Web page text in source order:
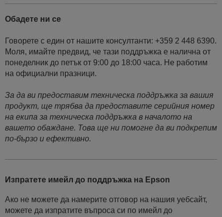
Обадете ни се
Говорете с един от нашите консултанти: +359 2 448 6390.
Моля, имайте предвид, че тази поддръжка е налична от
понеделник до петък от 9:00 до 18:00 часа. Не работим
на официални празници.
За да ви предоставим техническа поддръжка за вашия
продукт, ще трябва да предоставите серийния номер
на екипа за техническа поддръжка в началото на
вашето обаждане. Това ще ни помогне да ви подкрепим
по-бързо и ефективно.
Изпратете имейл до поддръжка на Epson
Ако не можете да намерите отговор на нашия уебсайт,
можете да изпратите въпроса си по имейл до